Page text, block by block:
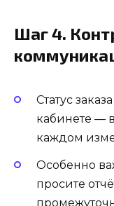
Шаг 4.
Статус
кабинете —
каждом
Особенно
просите